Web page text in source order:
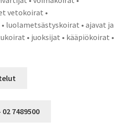
vetokoirat •
luolametsästyskoirat • ajavat ja
• juoksijat • kääpiökoirat •
7489500